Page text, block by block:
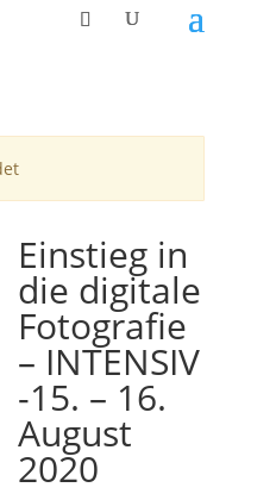
Einstieg in
die digitale
Fotografie
– INTENSIV
-15. – 16.
August
2020